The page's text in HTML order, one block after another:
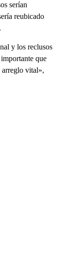
serían
reubicado
y los reclusos
que
arreglo vital»,